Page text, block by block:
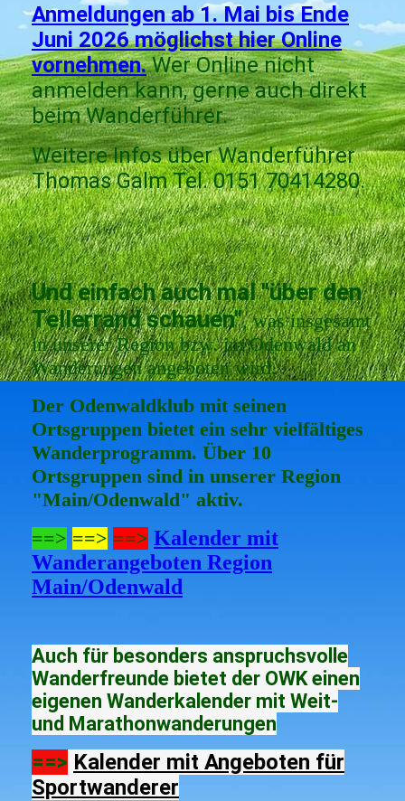
Anmeldungen ab 1. Mai bis Ende
Juni 2026 möglichst hier Online
vornehmen.Wer Online nicht
anmelden kann, gerne auch direkt
beim Wanderführer.
Weitere Infos über Wanderführer
Thomas Galm Tel. 0151 70414280.
Und einfach auch mal "über den
Tellerrand schauen", was insgesamt
in unserer Region bzw. im Odenwald an
Wanderungen angeboten wird.
Der Odenwaldklub mit seinen
Ortsgruppen bietet ein sehr vielfältiges
Wanderprogramm. Über 10
Ortsgruppen sind in unserer Region
"Main/Odenwald" aktiv.
==> ==> ==> Kalender mit
Wanderangeboten Region
Main/Odenwald
Auch für besonders anspruchsvolle
Wanderfreunde bietet der OWK einen
eigenen Wanderkalender mit Weit-
und Marathonwanderungen
==> Kalender mit Angeboten für
Sportwanderer